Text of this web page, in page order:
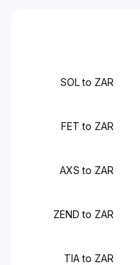
SOL to ZAR
FET to ZAR
AXS to ZAR
ZEND to ZAR
TIA to ZAR